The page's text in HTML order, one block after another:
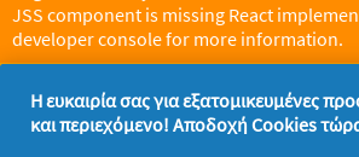
JSS component is missing React
developer console for more information.
Η ευκαιρία σας για εξατομικευμένες
και περιεχόμενο! Αποδοχή Cookies